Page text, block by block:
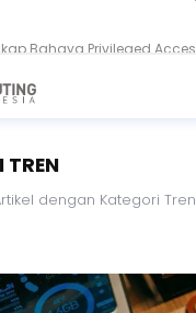
TREN
dengan Kategori Tren